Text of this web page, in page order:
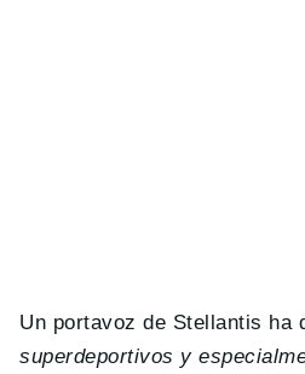
Un portavoz de Stellantis ha
superdeportivos y